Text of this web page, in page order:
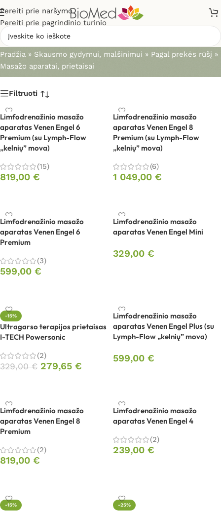
Pereiti prie naršymo
Pereiti prie pagrindinio turinio
Masažo aparatai, prietaisai
Pradžia » Skausmo gydymui, malšinimui » Pagal prekės rūšį »
Masažo aparatai, prietaisai
Filtruoti
Limfodrenažinio masažo
aparatas Venen Engel 6
Premium (su Lymph-Flow
„kelnių” mova)
(15)
819,00 €
Limfodrenažinio masažo
aparatas Venen Engel 8
Premium (su Lymph-Flow
„kelnių” mova)
(6)
1 049,00 €
Limfodrenažinio masažo
aparatas Venen Engel 6
Premium
(3)
599,00 €
Limfodrenažinio masažo
aparatas Venen Engel Mini
329,00 €
-15%
Ultragarso terapijos prietaisas
I-TECH Powersonic
(2)
329,00€ 279,65 €
Limfodrenažinio masažo
aparatas Venen Engel Plus (su
Lymph-Flow „kelnių” mova)
599,00 €
Limfodrenažinio masažo
aparatas Venen Engel 8
Premium
(2)
819,00 €
Limfodrenažinio masažo
aparatas Venen Engel 4
(2)
239,00 €
-15% -25%